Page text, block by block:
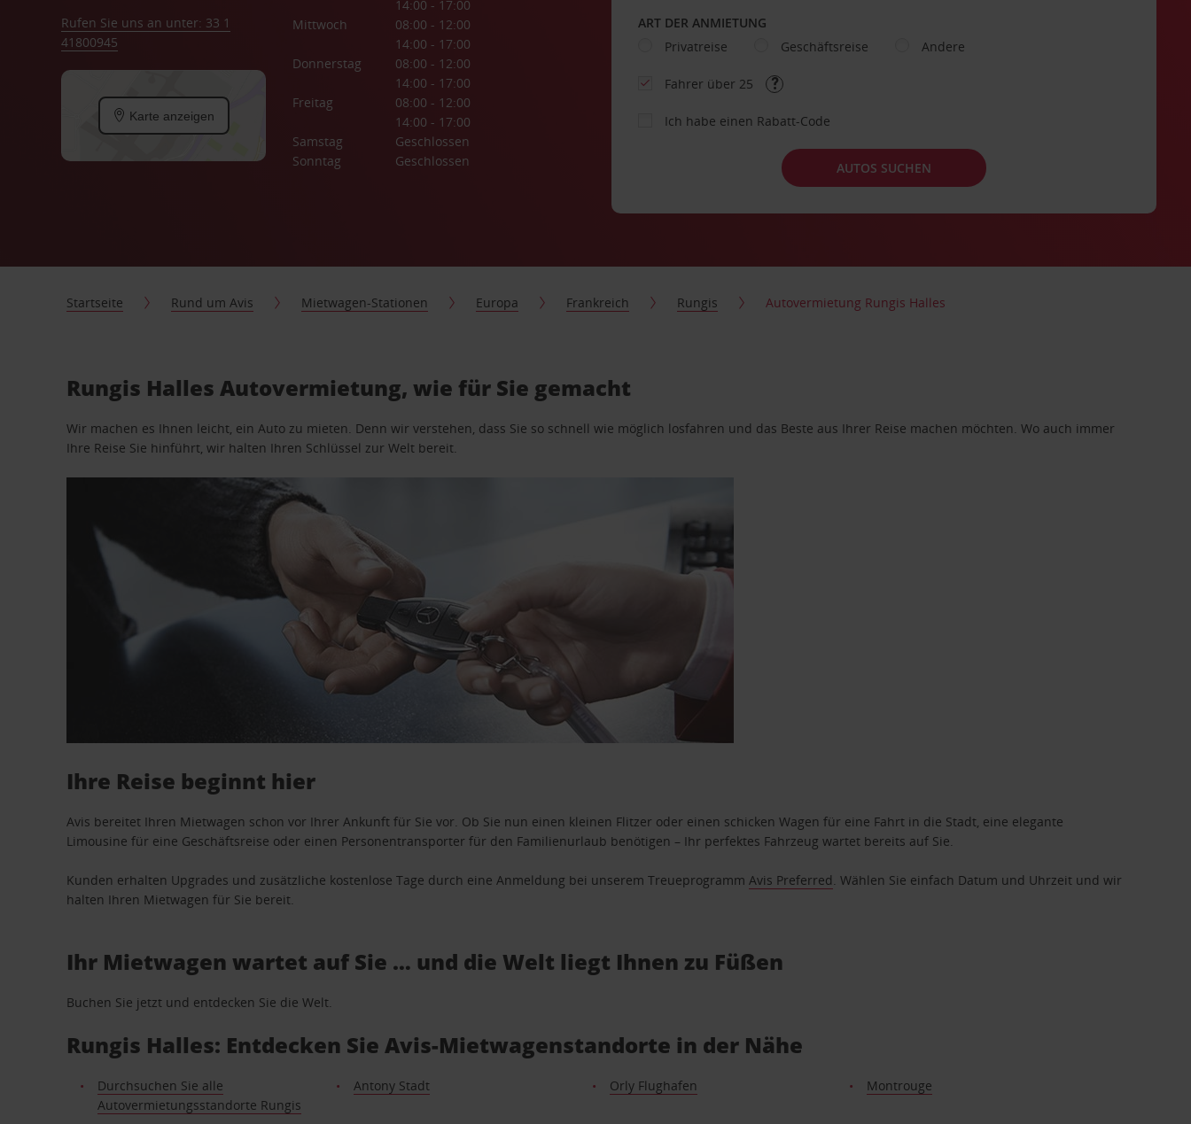
Rufen Sie uns an unter: 33 1
41800945
Karte anzeigen
14:00 - 17:00
Mittwoch
08:00 - 12:00
14:00 - 17:00
Donnerstag
08:00 - 12:00
14:00 - 17:00
Freitag
08:00 - 12:00
14:00 - 17:00
Samstag
Geschlossen
Sonntag
Geschlossen
ART DER ANMIETUNG
Privatreise
Geschäftsreise Andere
Fahrer über 25
Ich habe einen Rabatt-Code
AUTOS SUCHEN
Startseite Rund um Avis Mietwagen-Stationen Europa Frankreich Rungis Autovermietung Rungis Halles
Rungis Halles Autovermietung, wie für Sie gemacht
Wir machen es Ihnen leicht, ein Auto zu mieten. Denn wir verstehen, dass Sie so schnell wie möglich losfahren und das Beste aus Ihrer Reise machen möchten. Wo auch immer
Ihre Reise Sie hinführt, wir halten Ihren Schlüssel zur Welt bereit.
Ihre Reise beginnt hier
Avis bereitet Ihren Mietwagen schon vor Ihrer Ankunft für Sie vor. Ob Sie nun einen kleinen Flitzer oder einen schicken Wagen für eine Fahrt in die Stadt, eine elegante
Limousine für eine Geschäftsreise oder einen Personentransporter für den Familienurlaub benötigen – Ihr perfektes Fahrzeug wartet bereits auf Sie.
Kunden erhalten Upgrades und zusätzliche kostenlose Tage durch eine Anmeldung bei unserem TreueprogrammAvis Preferred. Wählen Sie einfach Datum und Uhrzeit und wir
halten Ihren Mietwagen für Sie bereit.
Ihr Mietwagen wartet auf Sie … und die Welt liegt Ihnen zu Füßen
Buchen Sie jetzt und entdecken Sie die Welt.
Rungis Halles: Entdecken Sie Avis-Mietwagenstandorte in der Nähe
Durchsuchen Sie alle
Autovermietungsstandorte Rungis
Antony Stadt Orly Flughafen Montrouge